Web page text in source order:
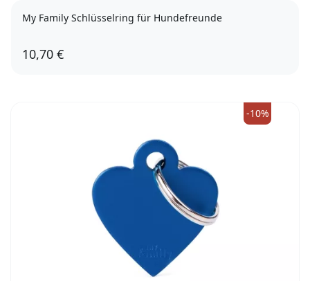
My Family Schlüsselring für Hundefreunde
10,70 €
-10%